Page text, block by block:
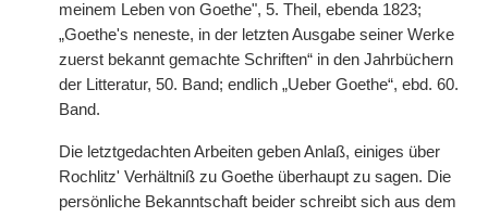
meinem Leben von Goethe", 5. Theil, ebenda 1823;
„Goethe's neneste, in der letzten Ausgabe seiner Werke
zuerst bekannt gemachte Schriften“ in den Jahrbüchern
der Litteratur, 50. Band; endlich „Ueber Goethe“, ebd. 60.
Band.
Die letztgedachten Arbeiten geben Anlaß, einiges über
Rochlitz' Verhältniß zu Goethe überhaupt zu sagen. Die
persönliche Bekanntschaft beider schreibt sich aus dem